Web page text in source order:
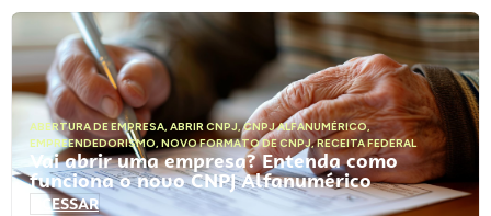
ABERTURA DE EMPRESA, ABRIR CNPJ,CNPJ ALFANUMÉRICO,
EMPREENDEDORISMO, NOVO FORMATO DE CNPJ,RECEITA FEDERAL
Vai abrir uma empresa? Entenda como
funciona o novo CNPJ Alfanumérico
ACESSAR